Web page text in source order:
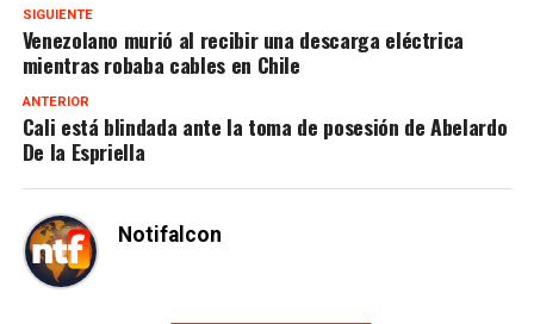
SIGUIENTE
Venezolano murió al recibir una descarga eléctrica
mientras robaba cables en Chile
ANTERIOR
Cali está blindada ante la toma de posesión de Abelardo
De la Espriella
Notifalcon